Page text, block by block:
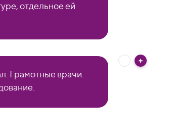
отдельное ей
Грамотные врачи.